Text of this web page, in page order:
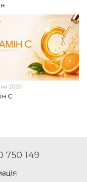
2026
С
750 149